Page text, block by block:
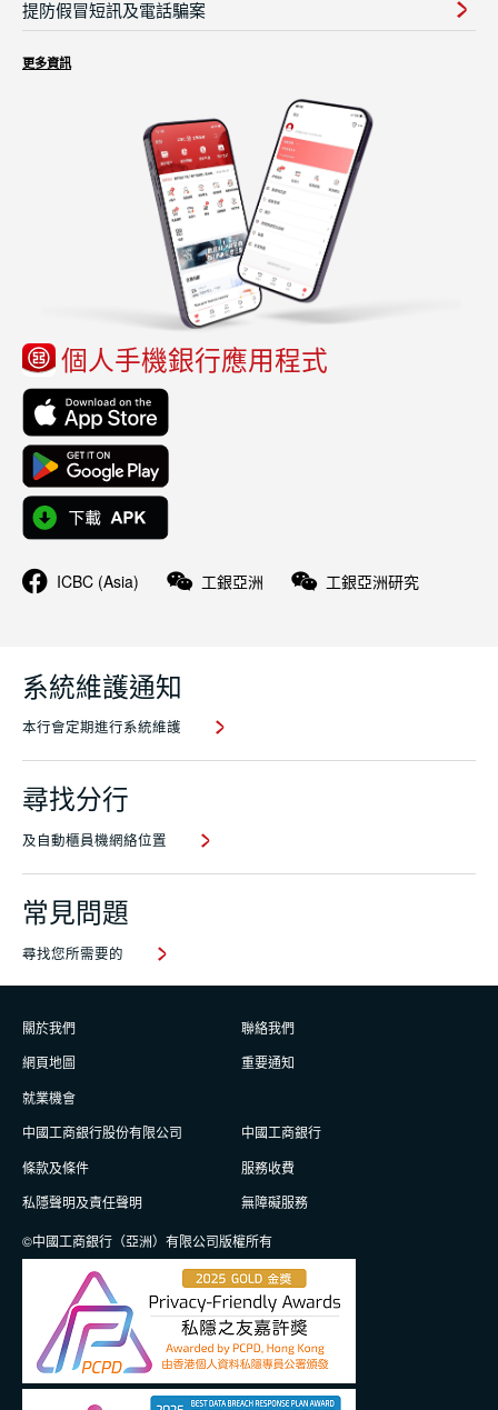
提防假冒短訊及電話騙案
更多資訊
個人手機銀行應用程式
ICBC (Asia) 工銀亞洲 工銀亞洲研究
系統維護通知
本行會定期進行系統維護
尋找分行
及自動櫃員機網絡位置
常見問題
尋找您所需要的
關於我們
聯絡我們
網頁地圖
重要通知
就業機會
中國工商銀行股份有限公司
中國工商銀行
條款及條件
服務收費
私隱聲明及責任聲明
無障礙服務
©中國工商銀行（亞洲）有限公司版權所有